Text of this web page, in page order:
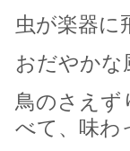
虫が楽器に
おだやかな
鳥のさえず
べて、味わ